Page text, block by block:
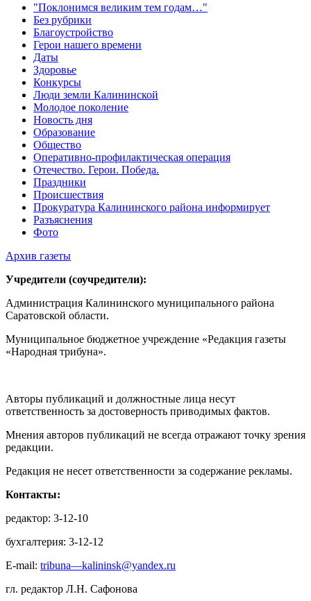
"Поклонимся великим тем годам…"
Без рубрики
Благоустройство
Герои нашего времени
Даты
Здоровье
Конкурсы
Люди земли Калининской
Молодое поколение
Новость дня
Образование
Общество
Оперативно-профилактическая операция
Отечество. Герои. Победа.
Праздники
Происшествия
Прокуратура Калининского района информирует
Разъяснения
Фото
Архив газеты
Учредители (соучредители):
Администрация Калининского муниципального района
Саратовской области.
Муниципальное бюджетное учреждение «Редакция газеты
«Народная трибуна».
Авторы публикаций и должностные лица несут
ответственность за достоверность приводимых фактов.
Мнения авторов публикаций не всегда отражают точку зрения
редакции.
Редакция не несет ответственности за содержание рекламы.
Контакты:
редактор: 3-12-10
бухгалтерия: 3-12-12
E-mail: tribuna—kalininsk@yandex.ru
гл. редактор Л.Н. Сафонова